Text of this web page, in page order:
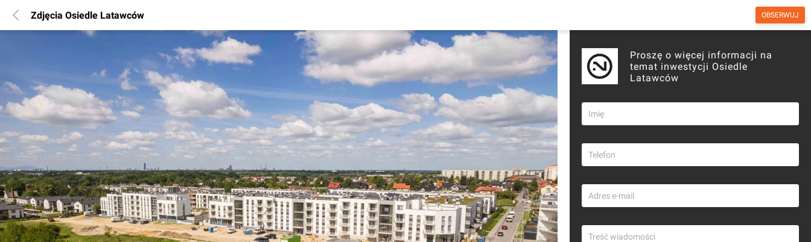
Rynek pierwotny Biura Wiadomości
POPULARNE REGIONY
Warszawa
Wrocław
Kraków
Poznań
Katowice
Lublin
Gdańsk
Łódź
INFORMACJE
Regulamin
Polityka Prywatności
Kontakt
Marketing nieruchomości
Zdjęcia Osiedle Latawców OBSERWUJ
Proszę o więcej informacji na
temat inwestycji Osiedle
Latawców